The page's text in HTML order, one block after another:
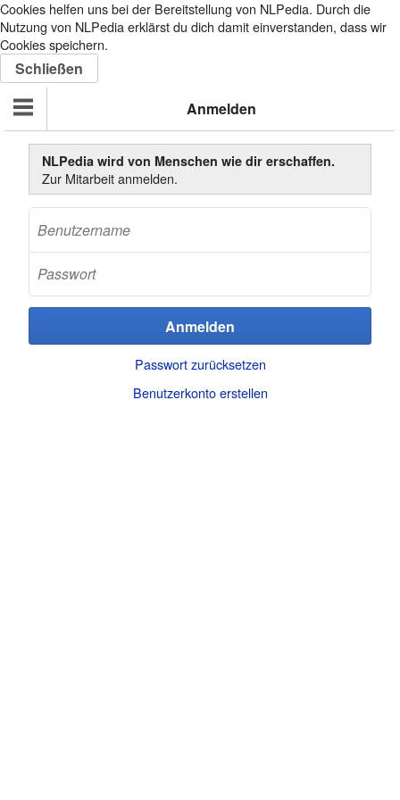
Cookies helfen uns bei der Bereitstellung von NLPedia. Durch die
Nutzung von NLPedia erklärst du dich damit einverstanden, dass wir
Cookies speichern.
Anmelden
NLPedia wird von Menschen wie dir erschaffen.
Zur Mitarbeit anmelden.
Passwort zurücksetzen
Benutzerkonto erstellen